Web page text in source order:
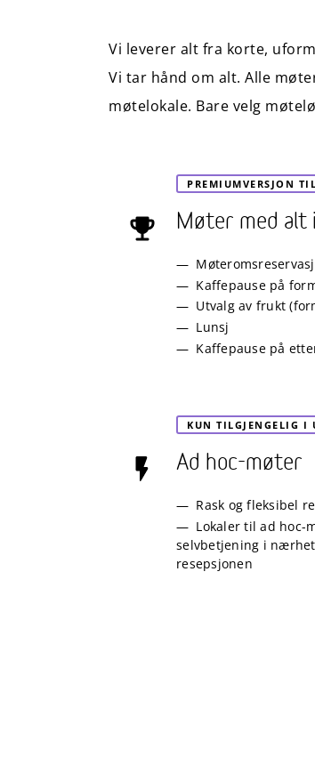
Vi leverer alt fra korte,
Vi tar hånd om alt. Alle
møtelokale. Bare velg
PREMIUMVERSJON
Møter med alt
Kaffepause på
Utvalg av frukt
Lunsj
Kaffepause på
KUN TILGJENGELIG I
Ad hoc-møter
Rask og fleksibel
Lokaler til ad hoc-
selvbetjening i
resepsjonen